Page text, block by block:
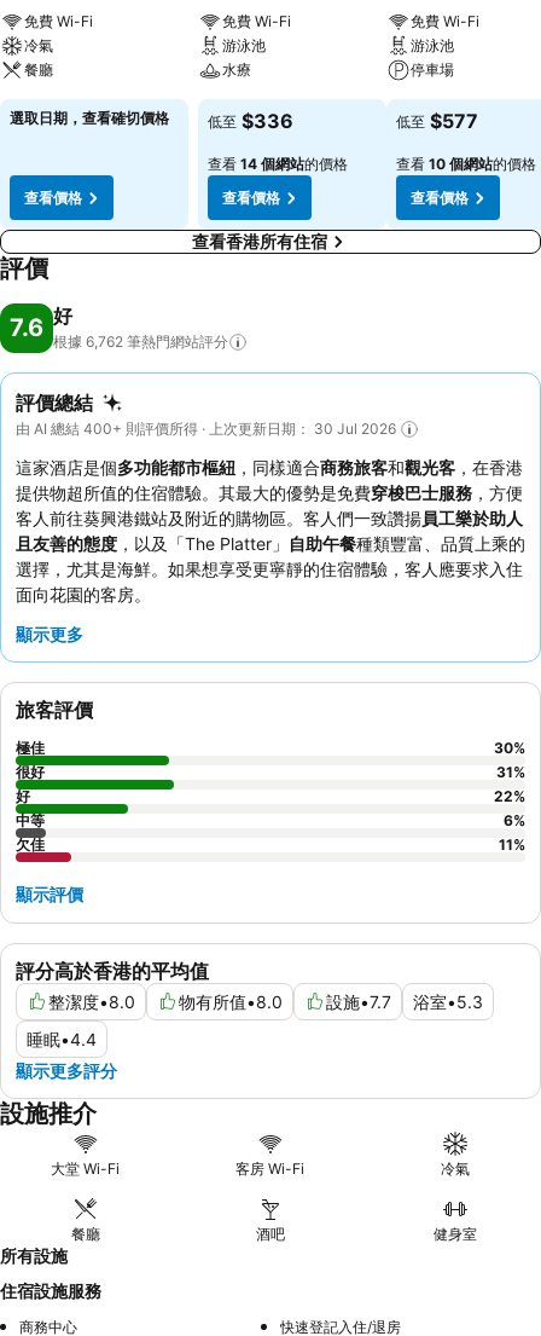
免費 Wi-Fi
冷氣
餐廳
選取日期，查看確切價格
查看價格
免費 Wi-Fi
游泳池
水療
低至 $336
查看 14 個網站的價格
查看價格
免費 Wi-Fi
游泳池
停車場
低至 $577
查看 10 個網站的價格
查看價格
查看香港所有住宿
評價
7.6 好
根據 6,762 筆熱門網站評分
評價總結
由 AI 總結 400+ 則評價所得 · 上次更新日期： 30 Jul 2026
這家酒店是個多功能都市樞紐 ，同樣適合商務旅客和觀光客 ，在香港
提供物超所值的住宿體驗。其最大的優勢是免費穿梭巴士服務 ，方便
客人前往葵興港鐵站及附近的購物區。客人們一致讚揚員工樂於助人
且友善的態度 ，以及「The Platter」 自助午餐種類豐富、品質上乘的
選擇，尤其是海鮮。如果想享受更寧靜的住宿體驗，客人應要求入住
面向花園的客房。
顯示更多
評分高於香港的平均值
整潔度•8.0 物有所值•8.0 設施•7.7 浴室•5.3
睡眠•4.4
顯示更多評分
旅客評價
極佳 30%
很好
31%
好
22%
中等
6%
欠佳
11%
顯示評價
設施推介
大堂 Wi-Fi 客房 Wi-Fi 冷氣
餐廳 酒吧 健身室
所有設施
住宿設施服務
商務中心 快速登記入住/退房